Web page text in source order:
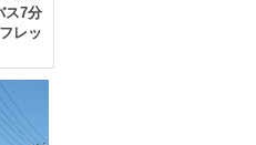
ス7分
レッ